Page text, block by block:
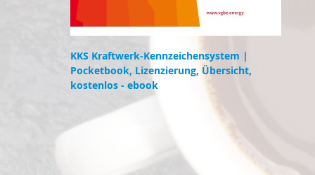
KKS Kraftwerk-Kennzeichensystem |
Pocketbook, Lizenzierung, Übersicht,
kostenlos - ebook